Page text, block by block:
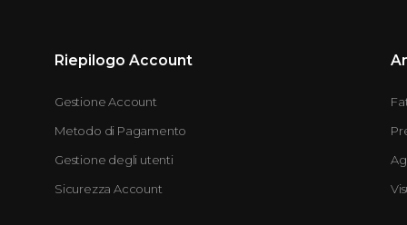
Riepilogo Account
Gestione Account
Metodo di Pagamento
Gestione degli utenti
Sicurezza Account